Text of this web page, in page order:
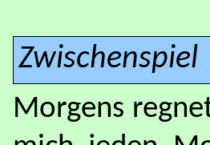
Zwischenspiel
Morgens